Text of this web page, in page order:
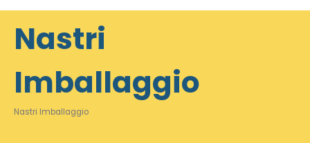
Nastri
Imballaggio
Nastri Imballaggio